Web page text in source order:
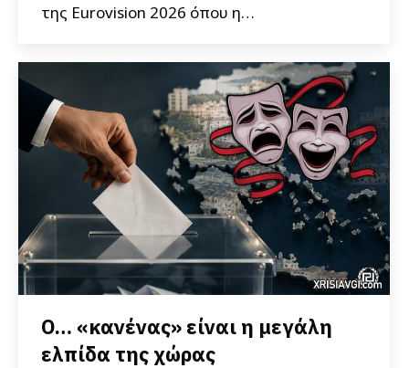
της Eurovision 2026 όπου η…
Ο… «κανένας» είναι η μεγάλη
ελπίδα της χώρας